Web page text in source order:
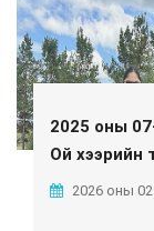
2025 оны
Ой хээрийн
2026 оны